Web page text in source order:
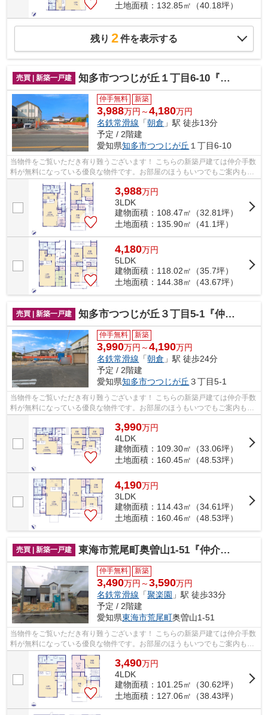
土地面積：132.85㎡（40.18坪）
残り 2件を表示する
売買 | 新築一戸建 知多市つつじが丘１丁目6-10『仲介料無料』新築戸建て
仲手無料 新築
3,988万円～4,180万円
名鉄常滑線 「朝倉 」駅 徒歩13分
予定 / 2階建
愛知県知多市つつじが丘 １丁目6-10
当物件をご覧いただき有り難うございます！ こちらの新築戸建ては仲介手数
料が無料になっている優良な物件です。お部屋のほうもいつでもご案内もさ
せて頂きますのでお気軽にお問合せ下...
3,988万円
3LDK
建物面積：108.47㎡（32.81坪）
土地面積：135.90㎡（41.1坪）
4,180万円
5LDK
建物面積：118.02㎡（35.7坪）
土地面積：144.38㎡（43.67坪）
売買 | 新築一戸建 知多市つつじが丘３丁目5-1『仲介料無料』新築戸建て
仲手無料 新築
3,990万円～4,190万円
名鉄常滑線 「朝倉 」駅 徒歩24分
予定 / 2階建
愛知県知多市つつじが丘 ３丁目5-1
当物件をご覧いただき有り難うございます！ こちらの新築戸建ては仲介手数
料が無料になっている優良な物件です。お部屋のほうもいつでもご案内もさ
せて頂きますのでお気軽にお問合せ下...
3,990万円
4LDK
建物面積：109.30㎡（33.06坪）
土地面積：160.45㎡（48.53坪）
4,190万円
3LDK
建物面積：114.43㎡（34.61坪）
土地面積：160.46㎡（48.53坪）
売買 | 新築一戸建 東海市荒尾町奥曽山1-51『仲介料無料』新築戸建て
仲手無料 新築
3,490万円～3,590万円
名鉄常滑線 「聚楽園 」駅 徒歩33分
予定 / 2階建
愛知県東海市荒尾町奥曽山1-51
当物件をご覧いただき有り難うございます！ こちらの新築戸建ては仲介手数
料が無料になっている優良な物件です。お部屋のほうもいつでもご案内もさ
せて頂きますのでお気軽にお問合せ下...
3,490万円
4LDK
建物面積：101.25㎡（30.62坪）
土地面積：127.06㎡（38.43坪）